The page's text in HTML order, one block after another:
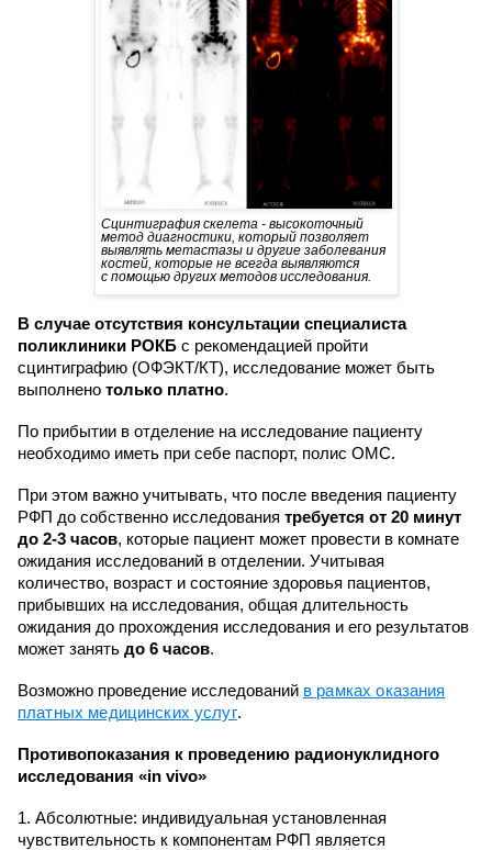
Сцинтиграфия скелета - высокоточный
метод диагностики, который позволяет
выявлять метастазы и другие заболевания
костей, которые не всегда выявляются
с помощью других методов исследования.
В случае отсутствия консультации специалиста
поликлиники РОКБ с рекомендацией пройти
сцинтиграфию (ОФЭКТ/КТ), исследование может быть
выполнено только платно.
По прибытии в отделение на исследование пациенту
необходимо иметь при себе паспорт, полис ОМС.
При этом важно учитывать, что после введения пациенту
РФП до собственно исследования требуется от 20 минут
до 2-3 часов, которые пациент может провести в комнате
ожидания исследований в отделении. Учитывая
количество, возраст и состояние здоровья пациентов,
прибывших на исследования, общая длительность
ожидания до прохождения исследования и его результатов
может занять до 6 часов.
Возможно проведение исследований в рамках оказания
платных медицинских услуг.
Противопоказания к проведению радионуклидного
исследования «in vivo»
1. Абсолютные: индивидуальная установленная
чувствительность к компонентам РФП является